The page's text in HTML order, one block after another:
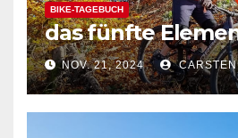
BIKE-TAGEBUCH
das fünfte
NOV. 21, 2024 CARSTEN